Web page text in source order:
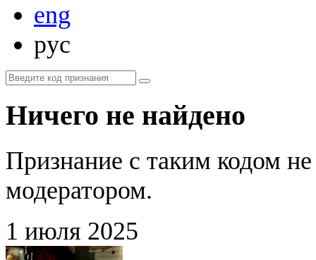
eng
рус
Ничего не найдено
Признание с таким кодом
модератором.
1 июля 2025